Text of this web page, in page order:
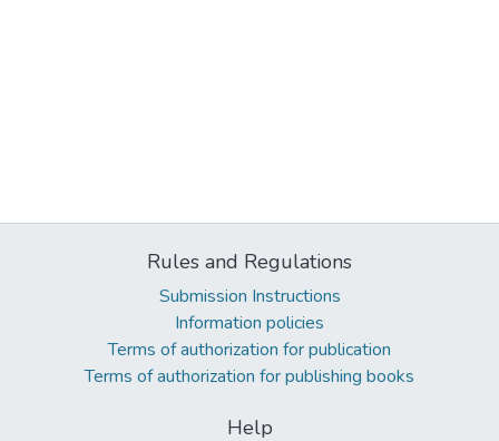
Rules and Regulations
Submission Instructions
Information policies
Terms of authorization for publication
Terms of authorization for publishing books
Help